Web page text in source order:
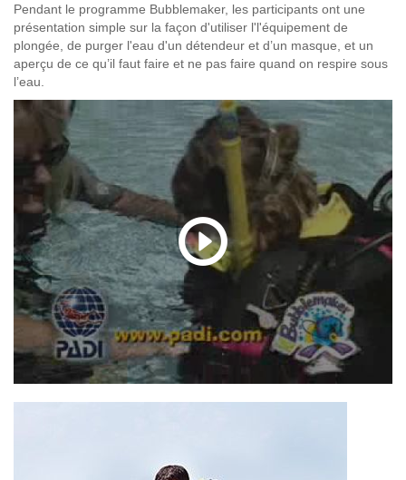
Pendant le programme Bubblemaker, les participants ont une
présentation simple sur la façon d'utiliser l'l'équipement de
plongée, de purger l'eau d'un détendeur et d’un masque, et un
aperçu de ce qu’il faut faire et ne pas faire quand on respire sous
l’eau.